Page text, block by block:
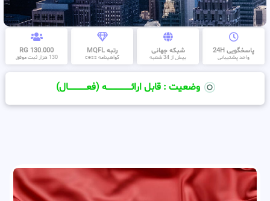
پاسخگویی 24H
واحد پشتیبانی
شبکه جهانی
بیش از 34 شعبه
رتبه MQFL
گواهینامه cess
130.000 RG
130 هزار ثبت موفق
وضعیت : قابل ارائــــــــــــــــــــه (فعـــــــــــــــال)